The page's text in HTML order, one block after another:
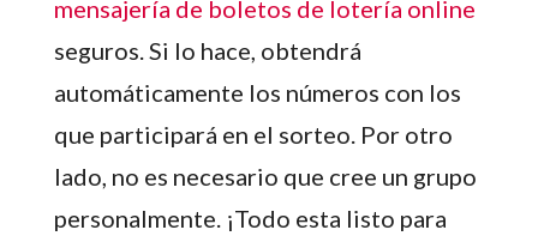
mensajería de boletos de lotería online
seguros. Si lo hace, obtendrá
automáticamente los números con los
que participará en el sorteo. Por otro
lado, no es necesario que cree un grupo
personalmente. ¡Todo esta listo para